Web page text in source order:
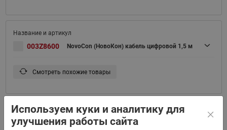
003Z8600 NovoCon (НовоКон) кабель цифровой 1,5 м
Смотреть похожие товары
003Z8601 NovoCon (НовоКон) кабель цифровой 5 м
Используем куки и аналитику для
улучшения работы сайта